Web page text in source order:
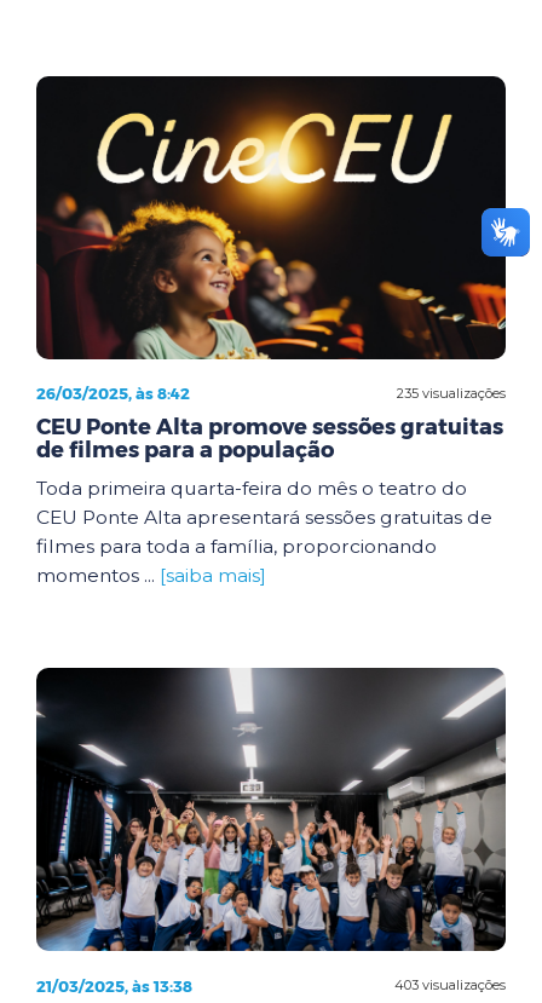
235 visualizações
26/03/2025, às 8:42
CEU Ponte Alta promove sessões gratuitas
de filmes para a população
Toda primeira quarta-feira do mês o teatro do
CEU Ponte Alta apresentará sessões gratuitas de
filmes para toda a família, proporcionando
momentos ... [saiba mais]
403 visualizações
21/03/2025, às 13:38